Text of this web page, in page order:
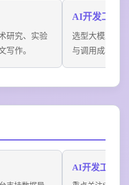
研究、实验
写作。
AI开发工程
选型大模型接
与调用成本，
AI开发工程师